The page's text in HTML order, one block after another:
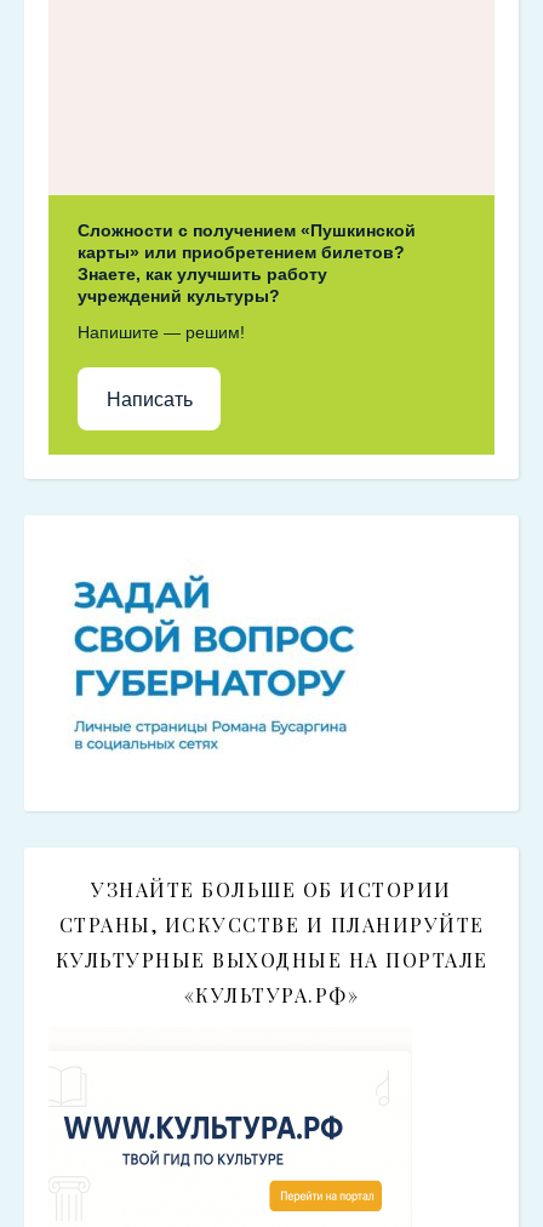
Сложности с получением «Пушкинской
карты» или приобретением билетов?
Знаете, как улучшить работу
учреждений культуры?
Напишите — решим!
Написать
УЗНАЙТЕ БОЛЬШЕ ОБ ИСТОРИИ
СТРАНЫ, ИСКУССТВЕ И ПЛАНИРУЙТЕ
КУЛЬТУРНЫЕ ВЫХОДНЫЕ НА ПОРТАЛЕ
«КУЛЬТУРА.РФ»